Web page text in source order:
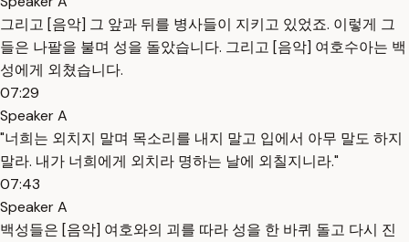
그리고 [음악] 그 앞과 뒤를 병사들이 지키고 있었죠. 이렇게 그
들은 나팔을 불며 성을 돌았습니다. 그리고 [음악] 여호수아는 백
성에게 외쳤습니다.
07:29
Speaker A
"너희는 외치지 말며 목소리를 내지 말고 입에서 아무 말도 하지
말라. 내가 너희에게 외치라 명하는 날에 외칠지니라."
07:43
Speaker A
백성들은 [음악] 여호와의 괴를 따라 성을 한 바퀴 돌고 다시 진